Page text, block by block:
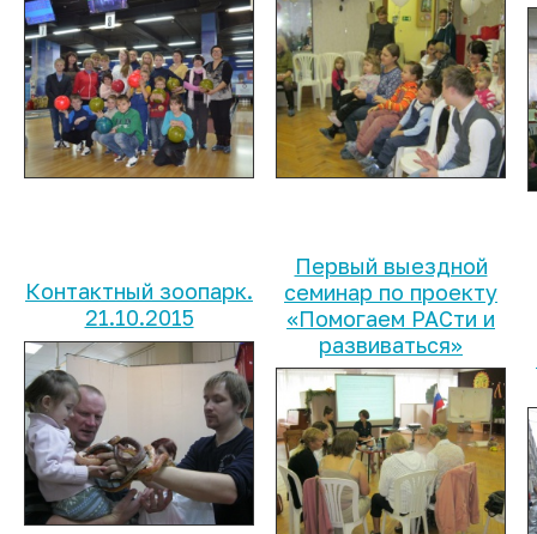
Контактный зоопарк.
21.10.2015
Первый выездной
семинар по проекту
«Помогаем РАСти и
развиваться»